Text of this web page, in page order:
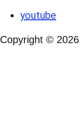
youtube
Copyright © 2026